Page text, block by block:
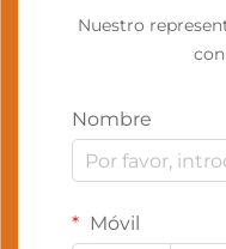
Nuestro
Nombre
Móvil